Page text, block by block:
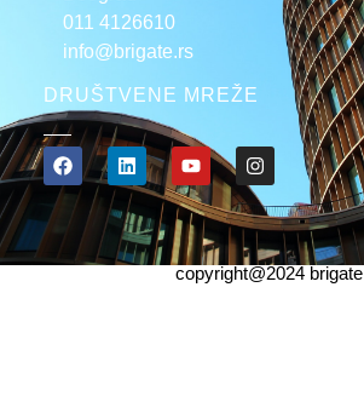
011 4126610
info@brigate.rs
DRUŠTVENE MREŽE
copyright@2024 brigate